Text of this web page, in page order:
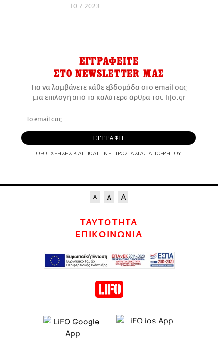
10.7.2023
ΕΓΓΡΑΦΕΙΤΕ
ΣΤΟ NEWSLETTER ΜΑΣ
Για να λαμβάνετε κάθε εβδομάδα στο email σας
μια επιλογή από τα καλύτερα άρθρα του lifo.gr
ΕΓΓΡΑΦΗ
ΟΡΟΙ ΧΡΗΣΗΣ ΚΑΙ ΠΟΛΙΤΙΚΗ ΠΡΟΣΤΑΣΙΑΣ ΑΠΟΡΡΗΤΟΥ
ΤΑΥΤΟΤΗΤΑ
ΕΠΙΚΟΙΝΩΝΙΑ